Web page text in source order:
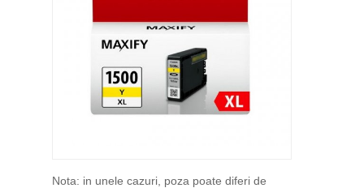
Nota: in unele cazuri, poza poate diferi de